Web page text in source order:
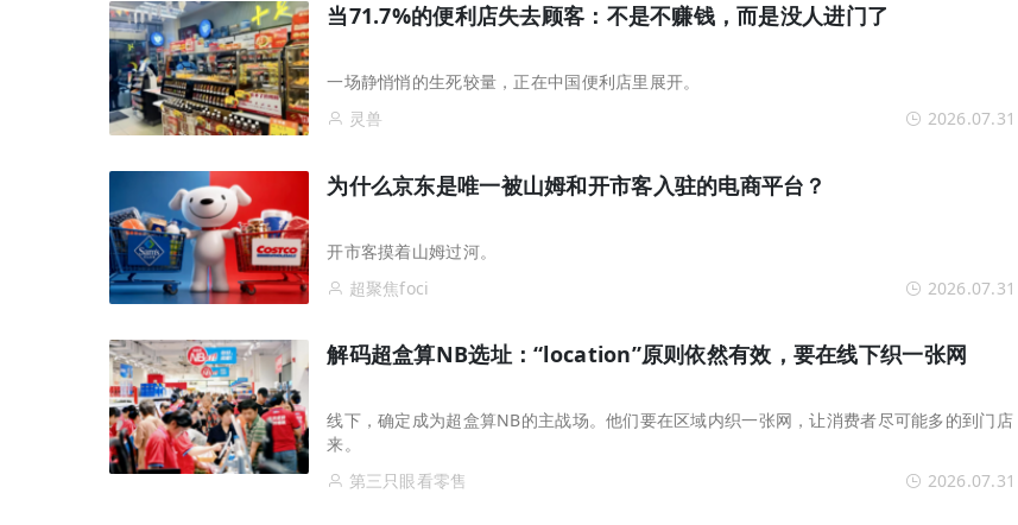
当71.7%的便利店失去顾客：不是不赚钱，而是没人进门了
一场静悄悄的生死较量，正在中国便利店里展开。
灵兽
2026.07.31
为什么京东是唯一被山姆和开市客入驻的电商平台？
开市客摸着山姆过河。
超聚焦foci
2026.07.31
解码超盒算NB选址：“location”原则依然有效，要在线下织一张网
线下，确定成为超盒算NB的主战场。他们要在区域内织一张网，让消费者尽可能多的到门店
来。
第三只眼看零售
2026.07.31